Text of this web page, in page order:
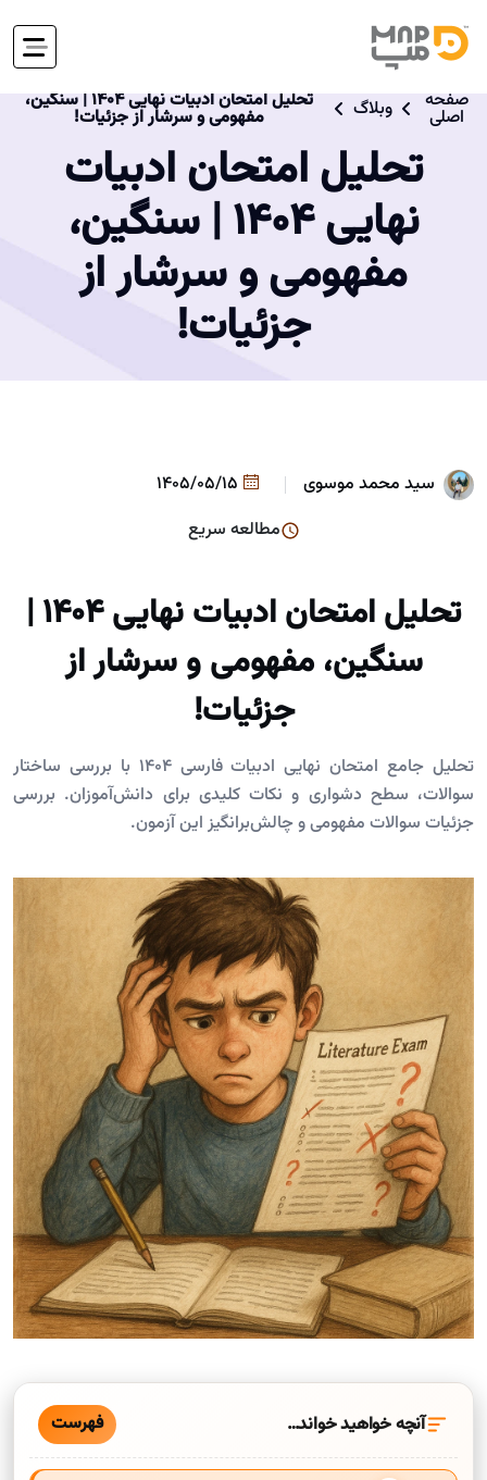
صفحه
اصلی وبلاگ تحلیل امتحان ادبیات نهایی ۱۴۰۴ | سنگین،
مفهومی و سرشار از جزئیات!
تحلیل امتحان ادبیات
نهایی ۱۴۰۴ | سنگین،
مفهومی و سرشار از
جزئیات!
سید محمد موسوی
مطالعه سریع
تحلیل امتحان ادبیات نهایی ۱۴۰۴ |
سنگین، مفهومی و سرشار از
جزئیات!
تحلیل جامع امتحان نهایی ادبیات فارسی ۱۴۰۴ با بررسی ساختار
سوالات، سطح دشواری و نکات کلیدی برای دانش‌آموزان. بررسی
جزئیات سوالات مفهومی و چالش‌برانگیز این آزمون.
آنچه خواهید خواند… فهرست